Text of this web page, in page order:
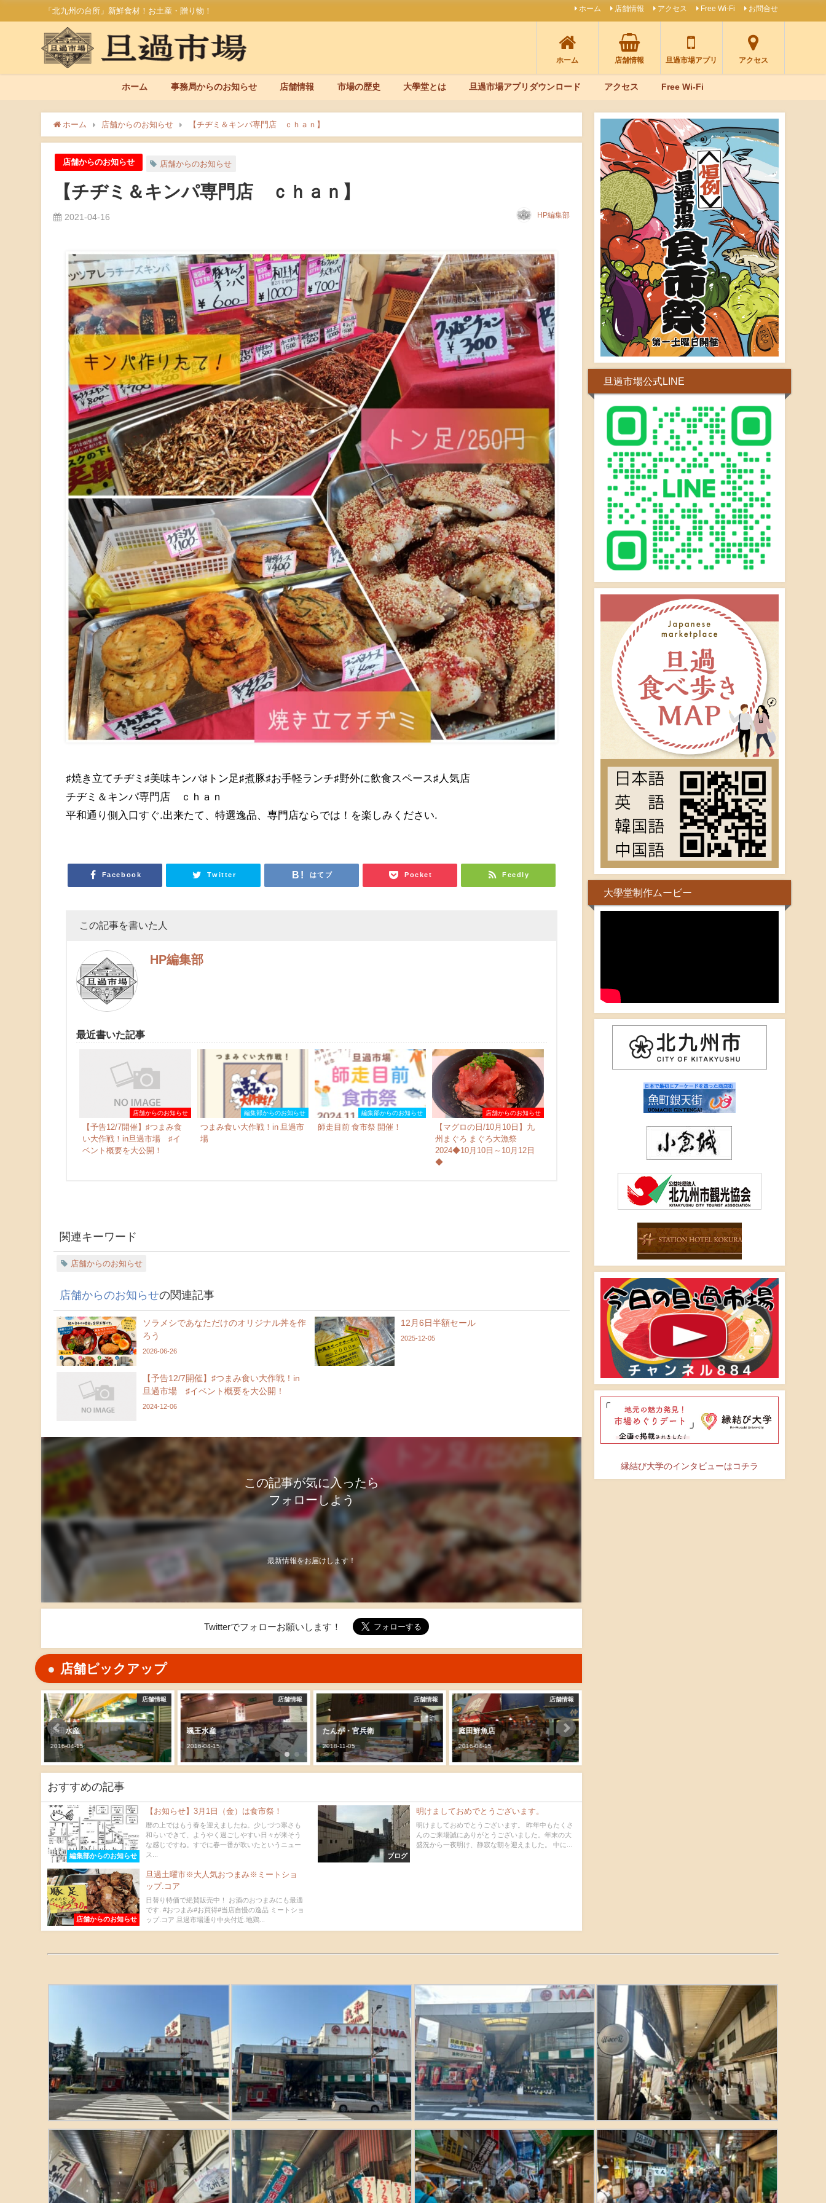
「北九州の台所」新鮮食材！お土産・贈り物！ ホーム 店舗情報 アクセス Free Wi-Fi お問合せ
ホーム 店舗情報 旦過市場アプリ アクセス
ホーム 事務局からのお知らせ 店舗情報 市場の歴史 大學堂とは 旦過市場アプリダウンロード アクセス Free Wi-Fi
ホーム 店舗からのお知らせ 【チヂミ＆キンパ専門店 ｃｈａｎ】
店舗からのお知らせ 店舗からのお知らせ
【チヂミ＆キンパ専門店 ｃｈａｎ】
2021-04-16 HP編集部
♯焼き立てチヂミ♯美味キンパ♯トン足♯煮豚♯お手軽ランチ♯野外に飲食スペース♯人気店
チヂミ＆キンパ専門店 ｃｈａｎ
平和通り側入口すぐ.出来たて、特選逸品、専門店ならでは！を楽しみください.
Facebook Twitter はてブ Pocket Feedly
この記事を書いた人
HP編集部
最近書いた記事
店舗からのお知らせ
【予告12/7開催】♯つまみ食
い大作戦！in旦過市場 ♯イ
ベント概要を大公開！
編集部からのお知らせ
つまみ食い大作戦！in 旦過市
場
編集部からのお知らせ
師走目前 食市祭 開催！
店舗からのお知らせ
【マグロの日/10月10日】九
州まぐろ まぐろ大漁祭
2024◆10月10日～10月12日
◆
関連キーワード
店舗からのお知らせ
店舗からのお知らせの関連記事
ソラメシであなただけのオリジナル丼を作
ろう
2026-06-26
12月6日半額セール
2025-12-05
【予告12/7開催】♯つまみ食い大作戦！in
旦過市場 ♯イベント概要を大公開！
2024-12-06
この記事が気に入ったら
フォローしよう
最新情報をお届けします！
Twitterでフォローお願いします！
店舗ピックアップ
店舗情報
浜田水産
2016-04-15
店舗情報
颯王水産
2016-04-15
店舗情報
たんが・官兵衛
2018-11-05
店舗情報
庭田鮮魚店
2016-04-15
おすすめの記事
編集部からのお知らせ
【お知らせ】3月1日（金）は食市祭！
暦の上ではもう春を迎えましたね。少しづつ寒さも
和らいできて、ようやく過ごしやすい日々が来そう
な感じですね。すでに春一番が吹いたというニュー
ス...
ブログ
明けましておめでとうございます。
明けましておめでとうございます。 昨年中もたくさ
んのご来場誠にありがとうございました。年末の大
盛況から一夜明け、静寂な朝を迎えました。 中に...
店舗からのお知らせ
旦過土曜市※大人気おつまみ※ミートショ
ップ.コア
日替り特価で絶賛販売中！ お酒のおつまみにも最適
です. #おつまみ#お買得#当店自慢の逸品 ミートショ
ップ.コア 旦過市場通り中央付近.地鶏...
旦過市場公式LINE
大學堂制作ムービー
縁結び大学のインタビューはコチラ